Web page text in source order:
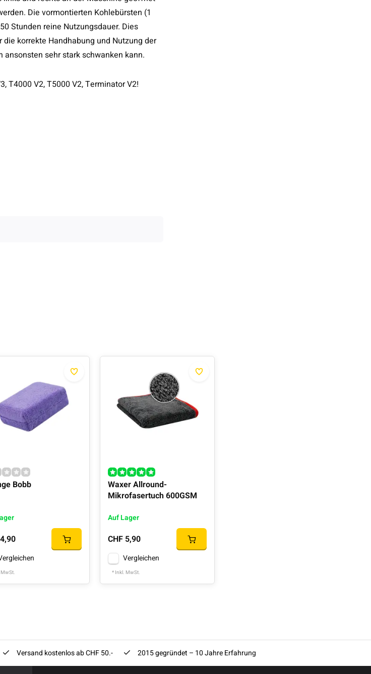
Die vormontierten Kohlebürsten (1
Stunden reine Nutzungsdauer. Dies
korrekte Handhabung und Nutzung der
sehr stark schwanken kann.
T4000 V2, T5000 V2, Terminator V2!
Bobb
Waxer Allround-
Mikrofasertuch 600GSM
Auf Lager
CHF 5,90
Vergleichen
* Inkl. MwSt.
Versand kostenlos ab CHF 50.- 2015 gegründet – 10 Jahre Erfahrung